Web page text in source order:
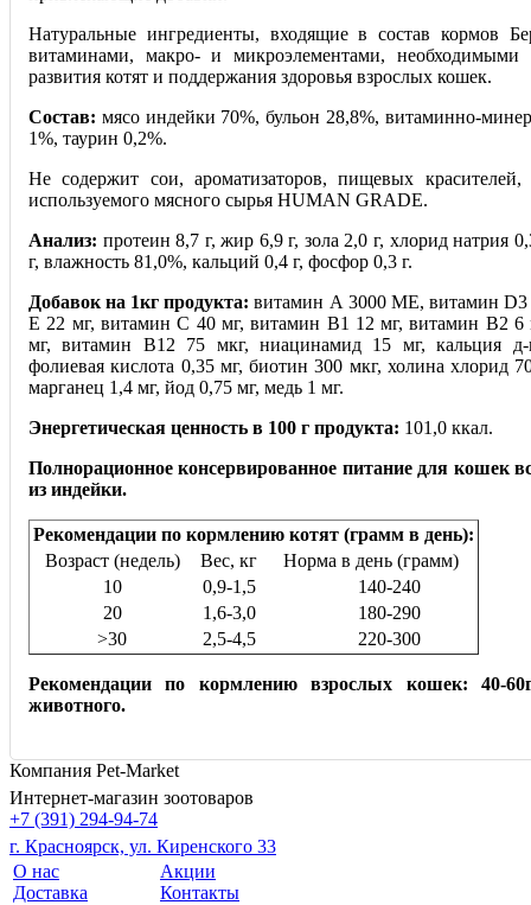
Натуральные ингредиенты, входящие в состав кормов
витаминами, макро- и микроэлементами, необходимыми
развития котят и поддержания здоровья взрослых кошек.
Состав: мясо индейки 70%, бульон 28,8%, витаминно-
1%, таурин 0,2%.
Не содержит сои, ароматизаторов, пищевых
используемого мясного сырья HUMAN GRADE.
Анализ: протеин 8,7 г, жир 6,9 г, зола 2,0 г, хлорид натрия
г, влажность 81,0%, кальций 0,4 г, фосфор 0,3 г.
Добавок на 1кг продукта: витамин А 3000 МЕ, витамин
E 22 мг, витамин С 40 мг, витамин В1 12 мг, витамин В2 6
мг, витамин В12 75 мкг, ниацинамид 15 мг, кальция д-
фолиевая кислота 0,35 мг, биотин 300 мкг, холина хлорид
марганец 1,4 мг, йод 0,75 мг, медь 1 мг.
Энергетическая ценность в 100 г продукта: 101,0 ккал.
Полнорационное консервированное питание для кошек
из индейки.
Рекомендации по кормлению котят (грамм в день):
Возраст (недель)
Вес, кг
Норма в день (грамм)
10
0,9-1,5
140-240
20
1,6-3,0
180-290
>30
2,5-4,5 220-300
Рекомендации по кормлению взрослых кошек: 40-
животного.
Компания Pet-Market
Интернет-магазин зоотоваров
+7 (391) 294-94-74
г. Красноярск, ул. Киренского 33
О нас
Доставка
Акции
Контакты